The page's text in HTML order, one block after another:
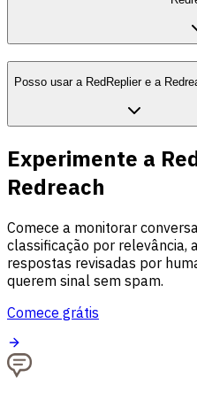
Posso usar a RedReplier e a
Experimente a
Redreach
Comece a monitorar
classificação por relevância,
respostas revisadas por
querem sinal sem spam.
Comece grátis